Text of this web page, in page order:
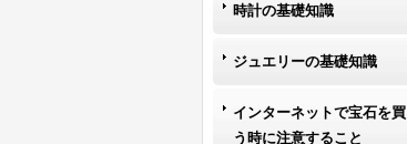
時計の基礎知識
ジュエリーの基礎知識
インターネットで宝石を買
う時に注意すること